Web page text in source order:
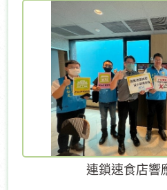
連鎖速食店響